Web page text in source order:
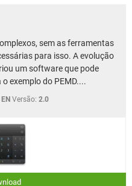
sem as ferramentas
para isso. A evolução
um software que pode
exemplo do PEMD....
EN Versão: 2.0